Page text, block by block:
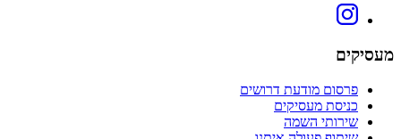
מעסיקים
פרסום מודעת דרושים
כניסת מעסיקים
שירותי השמה